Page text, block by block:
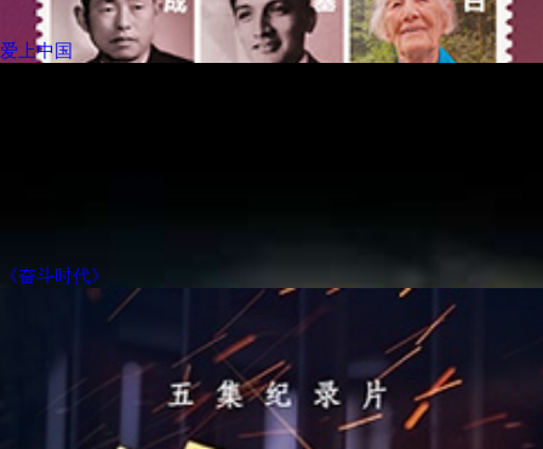
爱上中国
《奋斗时代》